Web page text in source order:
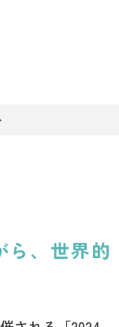
ら、世界的